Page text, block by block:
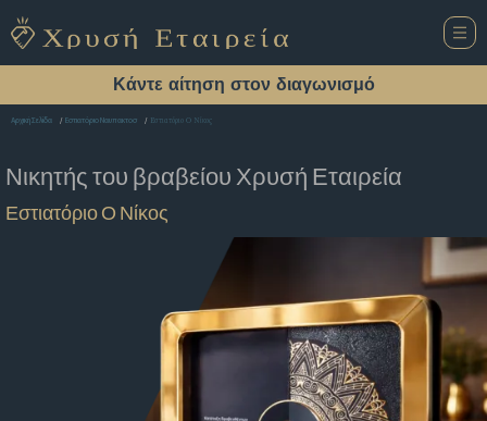
Κάντε αίτηση στον διαγωνισμό
Αρχική Σελίδα Εστιατόριο Ναυπακτοσ Εστιατόριο Ο Νίκος
Νικητής του βραβείου Χρυσή Εταιρεία
Εστιατόριο Ο Νίκος